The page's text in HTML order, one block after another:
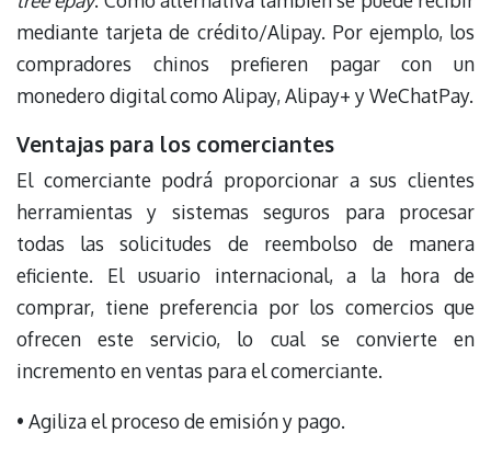
mediante tarjeta de crédito/Alipay. Por ejemplo, los
compradores chinos prefieren pagar con un
monedero digital como Alipay, Alipay+ y WeChatPay.
Ventajas para los comerciantes
El comerciante podrá proporcionar a sus clientes
herramientas y sistemas seguros para procesar
todas las solicitudes de reembolso de manera
eficiente. El usuario internacional, a la hora de
comprar, tiene preferencia por los comercios que
ofrecen este servicio, lo cual se convierte en
incremento en ventas para el comerciante.
• Agiliza el proceso de emisión y pago.